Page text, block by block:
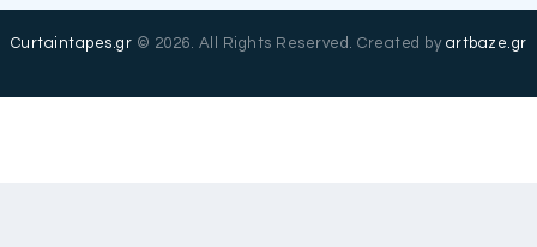
Curtaintapes.gr © 2026. All Rights Reserved. Created by artbaze.gr